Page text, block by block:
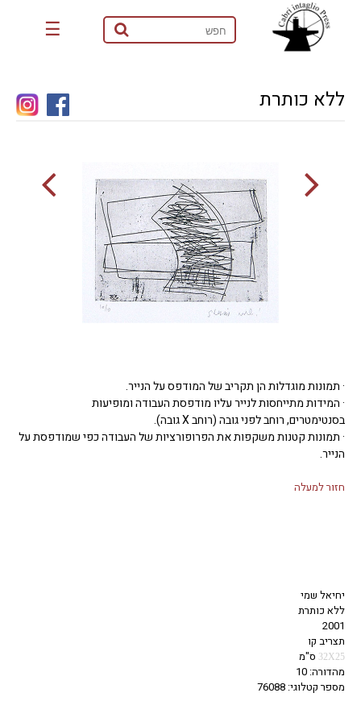
☰
ללא כותרת
· תמונות מוגדלות הן תקריב של המודפס על הנייר.
· המידות מתייחסות לנייר עליו מודפסת העבודה ומופיעות
בסנטימטרים, רוחב לפני גובה (רוחב X גובה).
· תמונות קטנות משקפות את הפרופורציות של העבודה כפי שמודפסת על
הנייר.
חזור למעלה
יחיאל שמי
ללא כותרת
2001
תצריב קו
32X25 ס"מ
מהדורה: 10
מספר קטלוגי: 76088